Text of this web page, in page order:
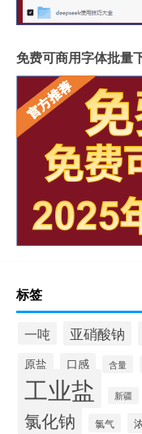
免费可商用字体批量
标签
一吨 亚硝酸钠
原盐 口感 含量
工业盐 新疆
氯化钠 氯气